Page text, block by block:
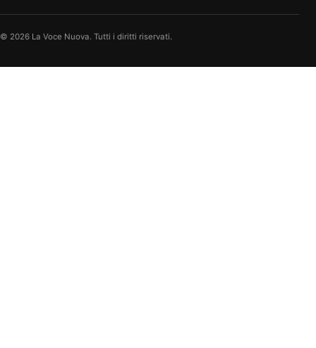
© 2026 La Voce Nuova. Tutti i diritti riservati.